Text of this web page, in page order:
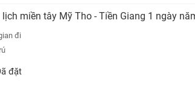
lịch miền tây Mỹ Tho - Tiền Giang 1 ngày
đi
đặt